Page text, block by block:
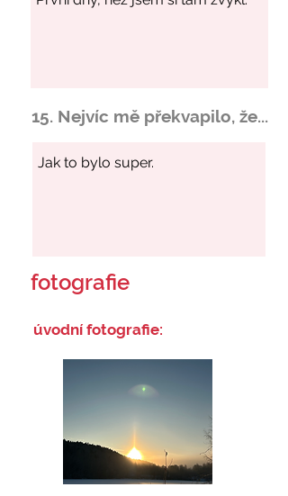
15. Nejvíc mě překvapilo, že...
fotografie
úvodní fotografie: